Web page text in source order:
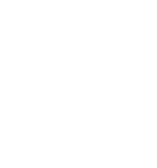
aos favoritos